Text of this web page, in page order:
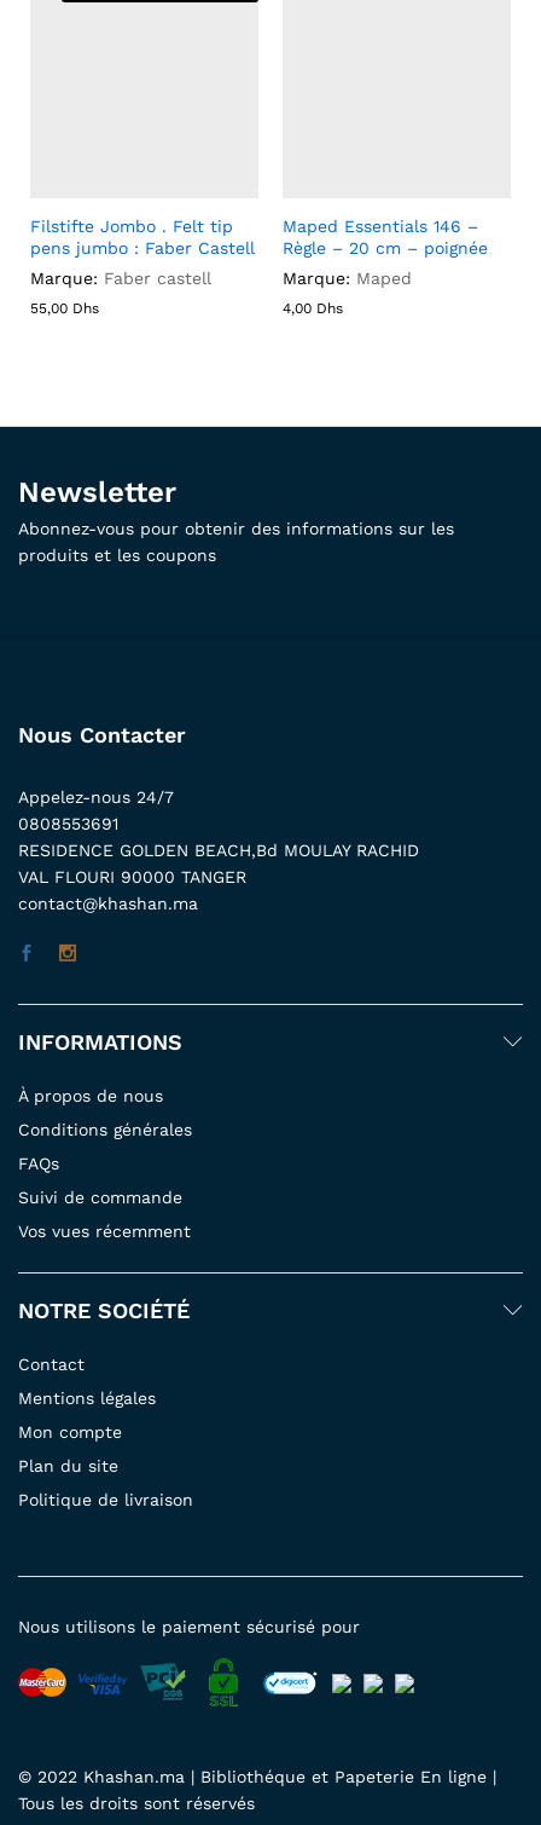
Filstifte Jombo . Felt tip
pens jumbo : Faber Castell
Marque: Faber castell
55,00 Dhs
Maped Essentials 146 –
Règle – 20 cm – poignée
Marque: Maped
4,00 Dhs
Newsletter
Abonnez-vous pour obtenir des informations sur les
produits et les coupons
Nous Contacter
Appelez-nous 24/7
0808553691
RESIDENCE GOLDEN BEACH,Bd MOULAY RACHID
VAL FLOURI 90000 TANGER
contact@khashan.ma
INFORMATIONS
À propos de nous
Conditions générales
FAQs
Suivi de commande
Vos vues récemment
NOTRE SOCIÉTÉ
Contact
Mentions légales
Mon compte
Plan du site
Politique de livraison
© 2022 Khashan.ma | Bibliothéque et Papeterie En ligne |
Tous les droits sont réservés
Nous utilisons le paiement sécurisé pour